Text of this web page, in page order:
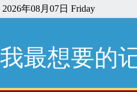
2026年08月07日 Friday
我最想要的